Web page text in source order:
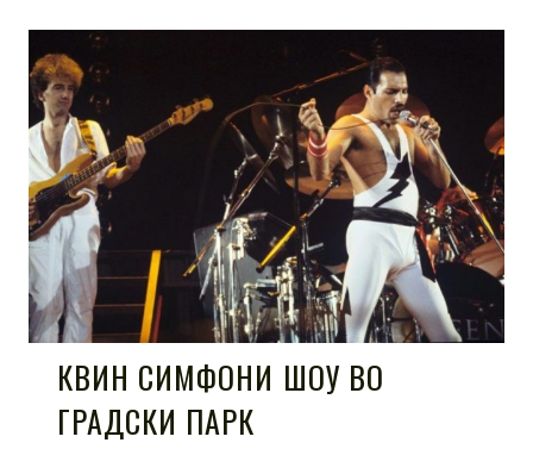
КВИН СИМФОНИ ШОУ ВО
ГРАДСКИ ПАРК